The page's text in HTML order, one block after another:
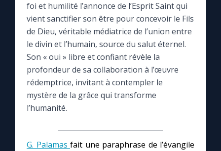
Questions-réponses
Prier au quotidien
Avec Thérèse de Lisieux
L'Évangile chaque jour
Les premiers samedis du mois
foi et humilité l’annonce de l’Esprit Saint qui
vient sanctifier son être pour concevoir le Fils
de Dieu, véritable médiatrice de l’union entre
le divin et l’humain, source du salut éternel.
Son « oui » libre et confiant révèle la
profondeur de sa collaboration à l’œuvre
rédemptrice, invitant à contempler le
mystère de la grâce qui transforme
l’humanité.
G. Palamas fait une paraphrase de l’évangile